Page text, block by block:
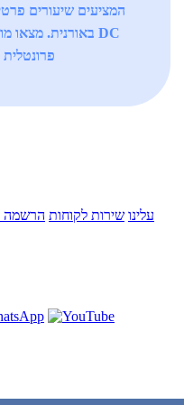
פרונטלית
עלינו שירות לקוחות הרשמה